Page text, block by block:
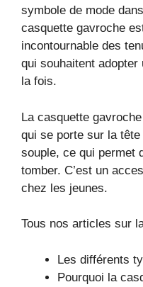
symbole de mode
casquette gavroche
incontournable des
qui souhaitent
la fois.
La casquette
qui se porte sur la
souple, ce qui permet
tomber. C’est un
chez les jeunes.
Tous nos articles sur
Les différents
Pourquoi la